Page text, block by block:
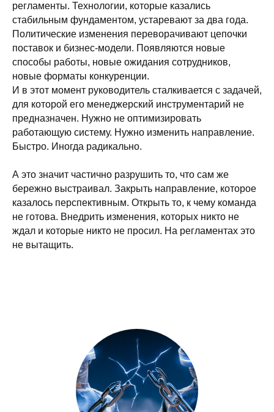
регламенты. Технологии, которые казались
стабильным фундаментом, устаревают за два года.
Политические изменения переворачивают цепочки
поставок и бизнес-модели. Появляются новые
способы работы, новые ожидания сотрудников,
новые форматы конкуренции.
И в этот момент руководитель сталкивается с задачей,
для которой его менеджерский инструментарий не
предназначен. Нужно не оптимизировать
работающую систему. Нужно изменить направление.
Быстро. Иногда радикально.
А это значит частично разрушить то, что сам же
бережно выстраивал. Закрыть направление, которое
казалось перспективным. Открыть то, к чему команда
не готова. Внедрить изменения, которых никто не
ждал и которые никто не просил. На регламентах это
не вытащить.